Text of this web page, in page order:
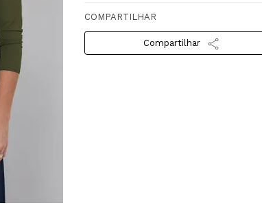
COMPARTILHAR
Compartilhar